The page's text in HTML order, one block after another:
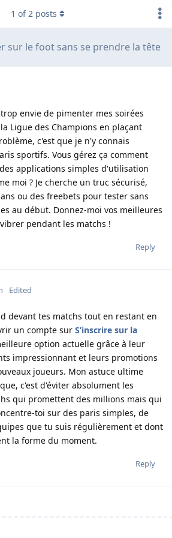
sur le foot sans se prendre la tête
1 of2 posts
envie de pimenter mes soirées
Ligue des Champions en plaçant
c'est que je n'y connais
sportifs. Vous gérez ça comment
applications simples d'utilisation
moi ? Je cherche un truc sécurisé,
ou des freebets pour tester sans
au début. Donnez-moi vos meilleures
pendant les matchs !
Reply
Edited
devant tes matchs tout en restant en
un compte sur S’inscrire sur la
option actuelle grâce à leur
impressionnant et leurs promotions
joueurs. Mon astuce ultime
c'est d'éviter absolument les
qui promettent des millions mais qui
toi sur des paris simples, de
que tu suis régulièrement et dont
la forme du moment.
Reply